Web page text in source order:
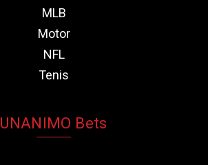
MLB
Motor
NFL
Tenis
UNANIMO Bets